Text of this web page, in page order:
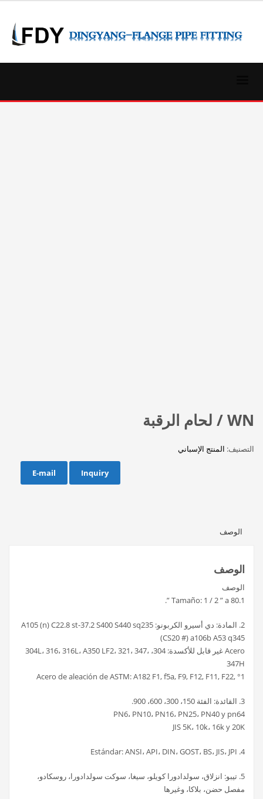
WN / لحام الرقبة
التصنيف: المنتج الإسباني
Inquiry
E-mail
الوصف
الوصف
الوصف
1.Tamaño: 1 / 2 ” a 80 ”.
2. المادة: دي أسيرو الكربونو: A105 (n) C22.8 st-37.2 S400 S440 sq235
(CS20 #) a106b A53 q345
Acero غير قابل للأكسدة: 304، 304L، 316، 316L، A350 LF2، 321، 347،
347H
Acero de aleación de ASTM: A182 F1, f5a, F9, F12, F11, F22, °1
3. القائدة: الفئة 150، 300، 600، 900.
PN6، PN10، PN16، PN25، PN40 y pn64
JIS 5K، 10k، 16k y 20K
4. Estándar: ANSI، API، DIN، GOST، BS، JIS، JPI
5. تيبو: انزلاق، سولدادورا كويلو، سيغا، سوكت سولدادورا، روسكادو،
مفصل حضن، بلاكا، وغيرها